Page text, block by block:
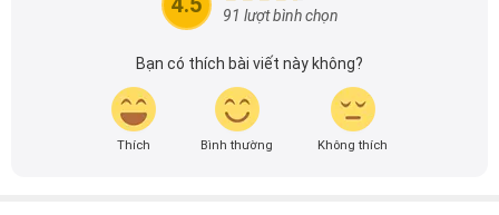
theo dõi tôi để cập nhật thông tin về thị trường ô tô
91 lượt bình chọn
Bạn có thích bài viết này không?
Thích Bình thường Không thích